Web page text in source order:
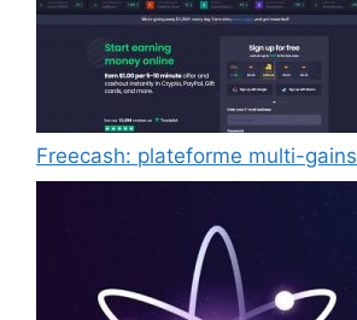
Freecash: plateforme multi-gains